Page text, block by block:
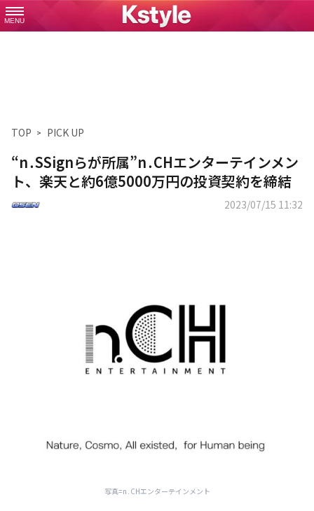
MENU
TOP PICK UP
“n․SSignらが所属”n․CHエンターテインメン
ト、楽天と約6億5000万円の投資契約を締結
2023/07/15 11:32
写真=n․CHエンターテインメント